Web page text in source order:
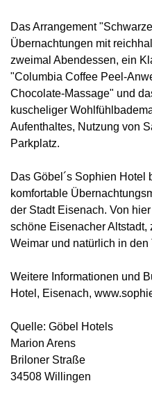
Das Arrangement
Übernachtungen mit
zweimal Abendessen, ein
"Columbia Coffee Peel-
Chocolate-Massage" und
kuscheliger
Aufenthaltes, Nutzung von
Parkplatz.
Das Göbel´s Sophien Hotel
komfortable
der Stadt Eisenach. Von
schöne Eisenacher Altstadt,
Weimar und natürlich in
Weitere Informationen und
Hotel, Eisenach,
Quelle: Göbel Hotels
Marion Arens
Briloner Straße
34508 Willingen